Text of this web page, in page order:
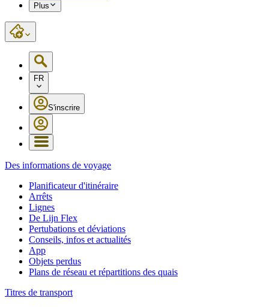
Plus
FR
S'inscrire
Des informations de voyage
Planificateur d'itinéraire
Arrêts
Lignes
De Lijn Flex
Pertubations et déviations
Conseils, infos et actualités
App
Objets perdus
Plans de réseau et répartitions des quais
Titres de transport